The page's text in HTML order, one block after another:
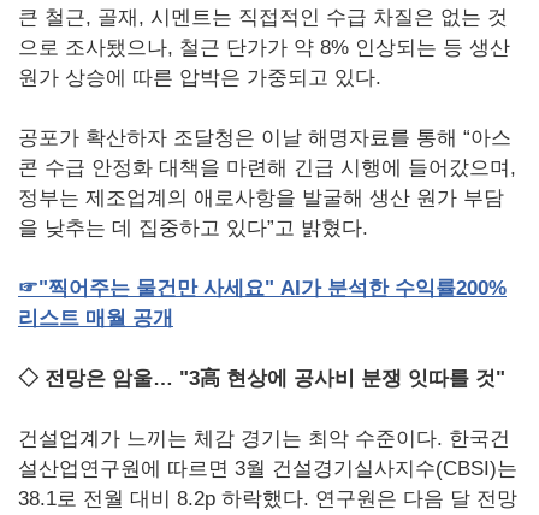
큰 철근, 골재, 시멘트는 직접적인 수급 차질은 없는 것
으로 조사됐으나, 철근 단가가 약 8% 인상되는 등 생산
원가 상승에 따른 압박은 가중되고 있다.
공포가 확산하자 조달청은 이날 해명자료를 통해 “아스
콘 수급 안정화 대책을 마련해 긴급 시행에 들어갔으며,
정부는 제조업계의 애로사항을 발굴해 생산 원가 부담
을 낮추는 데 집중하고 있다”고 밝혔다.
☞"찍어주는 물건만 사세요" AI가 분석한 수익률200%
리스트 매월 공개
◇ 전망은 암울… "3高 현상에 공사비 분쟁 잇따를 것"
건설업계가 느끼는 체감 경기는 최악 수준이다. 한국건
설산업연구원에 따르면 3월 건설경기실사지수(CBSI)는
38.1로 전월 대비 8.2p 하락했다. 연구원은 다음 달 전망